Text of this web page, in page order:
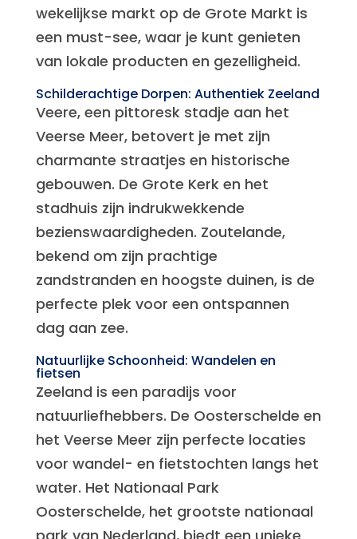
wekelijkse markt op de Grote Markt is
een must-see, waar je kunt genieten
van lokale producten en gezelligheid.
Schilderachtige Dorpen: Authentiek Zeeland
Veere, een pittoresk stadje aan het
Veerse Meer, betovert je met zijn
charmante straatjes en historische
gebouwen. De Grote Kerk en het
stadhuis zijn indrukwekkende
bezienswaardigheden. Zoutelande,
bekend om zijn prachtige
zandstranden en hoogste duinen, is de
perfecte plek voor een ontspannen
dag aan zee.
Natuurlijke Schoonheid: Wandelen en
fietsen
Zeeland is een paradijs voor
natuurliefhebbers. De Oosterschelde en
het Veerse Meer zijn perfecte locaties
voor wandel- en fietstochten langs het
water. Het Nationaal Park
Oosterschelde, het grootste nationaal